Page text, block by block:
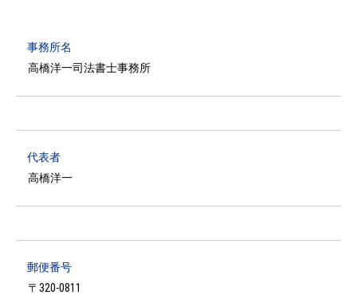
事務所名
高橋洋一司法書士事務所
代表者
高橋洋一
郵便番号
〒320-0811